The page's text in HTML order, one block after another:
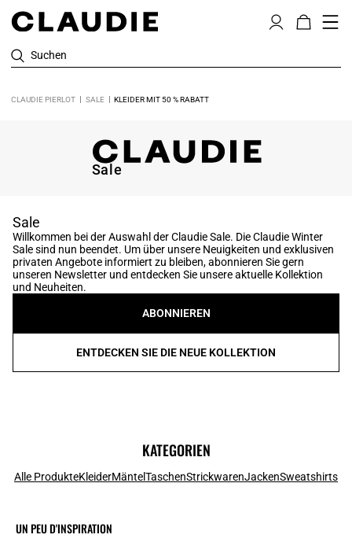
Suchen
CLAUDIE PIERLOT SALE KLEIDER MIT 50 % RABATT
Sale
Sale
Willkommen bei der Auswahl der Claudie Sale. Die Claudie Winter
Sale sind nun beendet. Um über unsere Neuigkeiten und exklusiven
privaten Angebote informiert zu bleiben, abonnieren Sie gern
unseren Newsletter und entdecken Sie unsere aktuelle Kollektion
und Neuheiten.
ABONNIEREN
ENTDECKEN SIE DIE NEUE KOLLEKTION
KATEGORIEN
Alle ProdukteKleiderMäntelTaschenStrickwarenJackenSweatshirts
UN PEU D'INSPIRATION